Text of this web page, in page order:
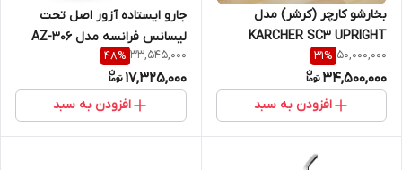
بخارشو کارچر (کرشر) مدل
KARCHER SC3 UPRIGHT
EASYFIX
50,000,000
31%
34,500,000
افزودن به سبد
جارو ایستاده آزور اصل تحت
لیسانس فرانسه مدل AZ-306
33,545,000
48%
17,325,000
افزودن به سبد